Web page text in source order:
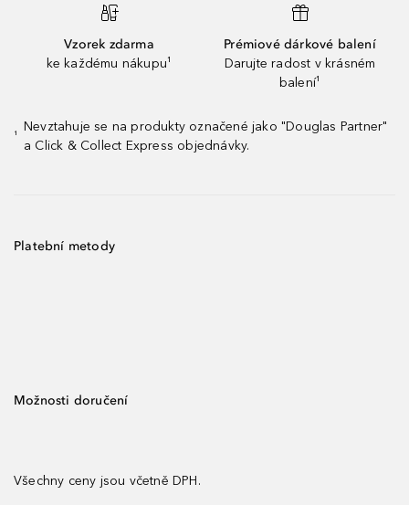
Vzorek zdarma
ke každému nákupu¹
Prémiové dárkové balení
Darujte radost v krásném
balení¹
¹
Nevztahuje se na produkty označené jako "Douglas Partner"
a Click & Collect Express objednávky.
Platební metody
Možnosti doručení
Všechny ceny jsou včetně DPH.